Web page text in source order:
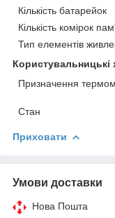
Кількість батарейок
Кількість комірок
Тип елементів
Користувальницькі
Призначення
Стан
Приховати
Умови доставки
Нова Пошта